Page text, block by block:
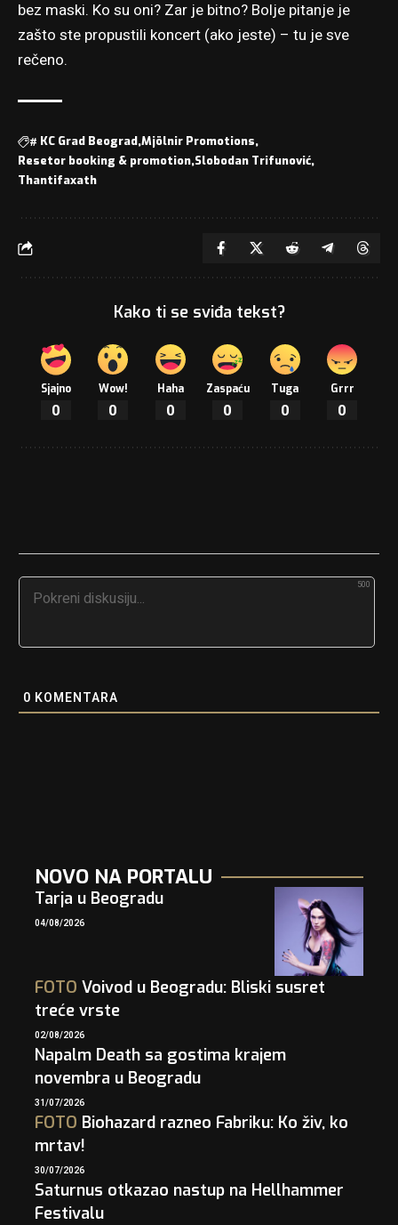
bez maski. Ko su oni? Zar je bitno? Bolje pitanje je
zašto ste propustili koncert (ako jeste) – tu je sve
rečeno.
# KC Grad Beograd Mjölnir Promotions
Resetor booking & promotion Slobodan Trifunović
Thantifaxath
Kako ti se sviđa tekst?
Sjajno
0
Wow!
0
Haha
0
Zaspaću
0
Tuga
0
Grrr
0
500
0 KOMENTARA
NOVO NA PORTALU
Tarja u Beogradu
04/08/2026
FOTO Voivod u Beogradu: Bliski susret
treće vrste
02/08/2026
Napalm Death sa gostima krajem
novembra u Beogradu
31/07/2026
FOTO Biohazard razneo Fabriku: Ko živ, ko
mrtav!
30/07/2026
Saturnus otkazao nastup na Hellhammer
Festivalu